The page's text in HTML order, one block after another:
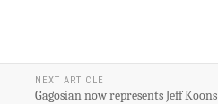
NEXT ARTICLE
Gagosian now represents Jeff Koons